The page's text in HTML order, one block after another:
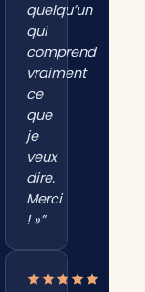
quelqu’un
qui
comprend
vraiment
ce
que
je
veux
dire.
Merci
! »”